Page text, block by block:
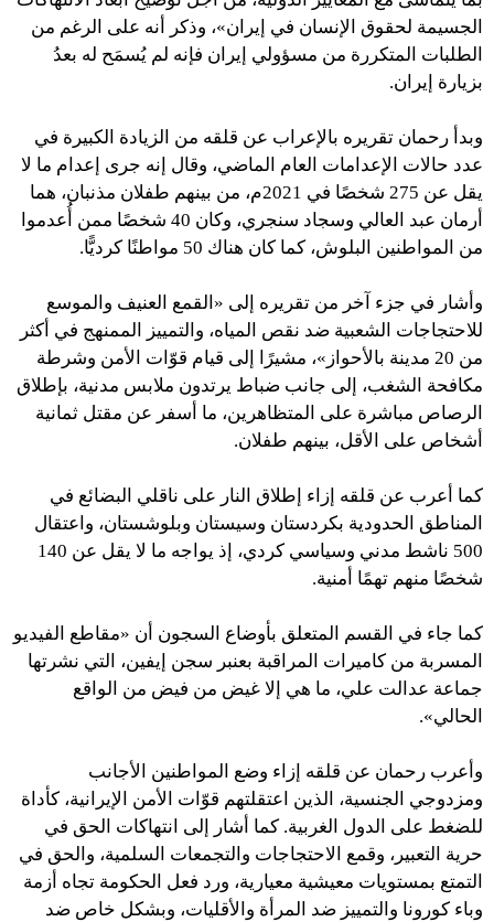
الجسيمة لحقوق الإنسان في إيران»، وذكر أنه على الرغم من
الطلبات المتكررة من مسؤولي إيران فإنه لم يُسمَح له بعدُ
بزيارة إيران.
وبدأ رحمان تقريره بالإعراب عن قلقه من الزيادة الكبيرة في
عدد حالات الإعدامات العام الماضي، وقال إنه جرى إعدام ما لا
يقل عن 275 شخصًا في 2021م، من بينهم طفلان مذنبان، هما
أرمان عبد العالي وسجاد سنجري، وكان 40 شخصًا ممن أُعدموا
من المواطنين البلوش، كما كان هناك 50 مواطنًا كرديًّا.
وأشار في جزء آخر من تقريره إلى «القمع العنيف والموسع
للاحتجاجات الشعبية ضد نقص المياه، والتمييز الممنهج في أكثر
من 20 مدينة بالأحواز»، مشيرًا إلى قيام قوّات الأمن وشرطة
مكافحة الشغب، إلى جانب ضباط يرتدون ملابس مدنية، بإطلاق
الرصاص مباشرة على المتظاهرين، ما أسفر عن مقتل ثمانية
أشخاص على الأقل، بينهم طفلان.
كما أعرب عن قلقه إزاء إطلاق النار على ناقلي البضائع في
المناطق الحدودية بكردستان وسيستان وبلوشستان، واعتقال
500 ناشط مدني وسياسي كردي، إذ يواجه ما لا يقل عن 140
شخصًا منهم تهمًا أمنية.
كما جاء في القسم المتعلق بأوضاع السجون أن «مقاطع الفيديو
المسربة من كاميرات المراقبة بعنبر سجن إيفين، التي نشرتها
جماعة عدالت علي، ما هي إلا غيض من فيض من الواقع
الحالي».
وأعرب رحمان عن قلقه إزاء وضع المواطنين الأجانب
ومزدوجي الجنسية، الذين اعتقلتهم قوّات الأمن الإيرانية، كأداة
للضغط على الدول الغربية. كما أشار إلى انتهاكات الحق في
حرية التعبير، وقمع الاحتجاجات والتجمعات السلمية، والحق في
التمتع بمستويات معيشية معيارية، ورد فعل الحكومة تجاه أزمة
وباء كورونا والتمييز ضد المرأة والأقليات، وبشكل خاص ضد